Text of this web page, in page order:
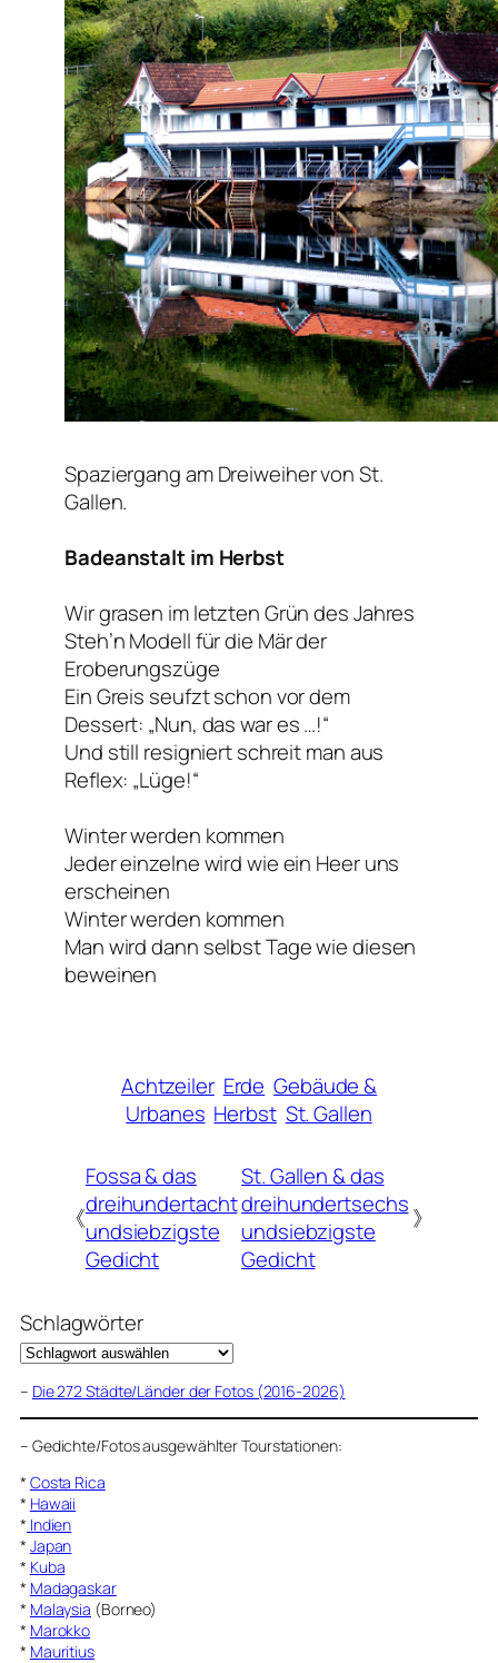
Spaziergang am Dreiweiher von St.
Gallen.
Badeanstalt im Herbst
Wir grasen im letzten Grün des Jahres
Steh’n Modell für die Mär der
Eroberungszüge
Ein Greis seufzt schon vor dem
Dessert: „Nun, das war es …!“
Und still resigniert schreit man aus
Reflex: „Lüge!“
Winter werden kommen
Jeder einzelne wird wie ein Heer uns
erscheinen
Winter werden kommen
Man wird dann selbst Tage wie diesen
beweinen
Achtzeiler Erde Gebäude &
Urbanes Herbst St. Gallen
《
Fossa & das
dreihundertacht
undsiebzigste
Gedicht
St. Gallen & das
dreihundertsechs
undsiebzigste
Gedicht
》
Schlagwörter
– Die 272 Städte/Länder der Fotos (2016-2026)
– Gedichte/Fotos ausgewählter Tourstationen:
* Costa Rica
* Hawaii
* Indien
* Japan
* Kuba
* Madagaskar
* Malaysia (Borneo)
* Marokko
* Mauritius